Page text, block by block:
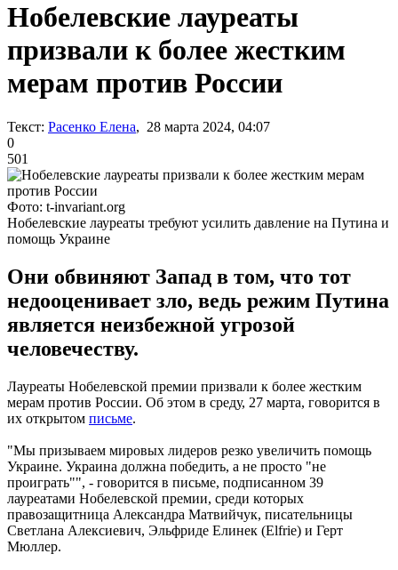
Нобелевские лауреаты
призвали к более жестким
мерам против России
Текст: Расенко Елена, 28 марта 2024, 04:07
0
501
Фото: t-invariant.org
Нобелевские лауреаты требуют усилить давление на Путина и
помощь Украине
Они обвиняют Запад в том, что тот
недооценивает зло, ведь режим Путина
является неизбежной угрозой
человечеству.
Лауреаты Нобелевской премии призвали к более жестким
мерам против России. Об этом в среду, 27 марта, говорится в
их открытом письме.
"Мы призываем мировых лидеров резко увеличить помощь
Украине. Украина должна победить, а не просто "не
проиграть"", - говорится в письме, подписанном 39
лауреатами Нобелевской премии, среди которых
правозащитница Александра Матвийчук, писательницы
Светлана Алексиевич, Эльфриде Елинек (Elfrie) и Герт
Мюллер.